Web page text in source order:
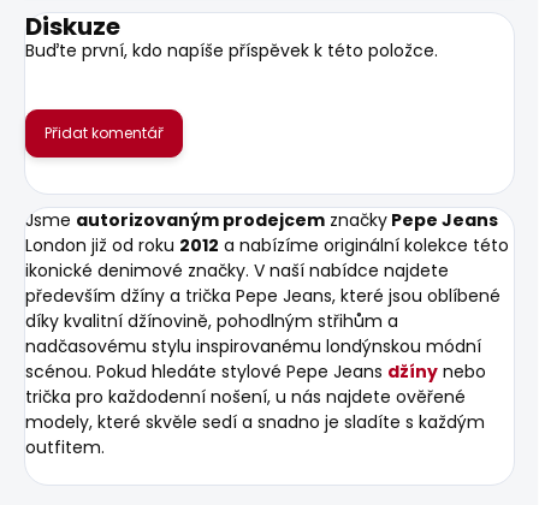
Diskuze
Buďte první, kdo napíše příspěvek k této položce.
Přidat komentář
Jsme autorizovaným prodejcem značky Pepe Jeans
London již od roku 2012 a nabízíme originální kolekce této
ikonické denimové značky. V naší nabídce najdete
především džíny a trička Pepe Jeans, které jsou oblíbené
díky kvalitní džínovině, pohodlným střihům a
nadčasovému stylu inspirovanému londýnskou módní
scénou. Pokud hledáte stylové Pepe Jeans džíny nebo
trička pro každodenní nošení, u nás najdete ověřené
modely, které skvěle sedí a snadno je sladíte s každým
outfitem.